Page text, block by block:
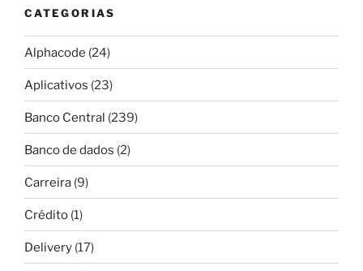
CATEGORIAS
Alphacode (24)
Aplicativos (23)
Banco Central (239)
Banco de dados (2)
Carreira (9)
Crédito (1)
Delivery (17)